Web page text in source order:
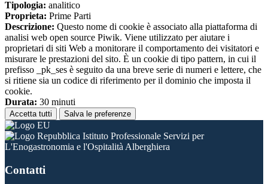
Tipologia: analitico
Proprieta: Prime Parti
Descrizione: Questo nome di cookie è associato alla piattaforma di
analisi web open source Piwik. Viene utilizzato per aiutare i
proprietari di siti Web a monitorare il comportamento dei visitatori e
misurare le prestazioni del sito. È un cookie di tipo pattern, in cui il
prefisso _pk_ses è seguito da una breve serie di numeri e lettere, che
si ritiene sia un codice di riferimento per il dominio che imposta il
cookie.
Durata: 30 minuti
Accetta tutti Salva le preferenze
Istituto Professionale Servizi per
L'Enogastronomia e l'Ospitalità Alberghiera
Contatti